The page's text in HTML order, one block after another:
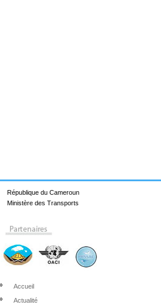
République du Cameroun
Ministère des Transports
Accueil
Actualité